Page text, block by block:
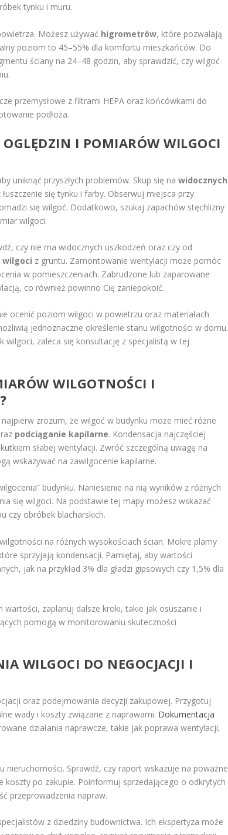
tynku i muru.
Możesz używać higrometrów, które pozwalają
poziom to 45–55% dla komfortu mieszkańców. Do
ściany na 24–48 godzin, aby sprawdzić, czy wilgoć
przemysłowe z filtrami HEPA oraz końcówkami do
podłoża.
I POMIARÓW WILGOCI
uniknąć przyszłych problemów. Skup się nawidocznych
się tynku i farby. Obserwuj miejsca przy
się wilgoć. Dodatkowo, szukaj zapachów stęchlizny
wilgoci.
czy nie ma widocznych uszkodzeń oraz czy od
wilgoci z gruntu. Zamontowanie wentylacji może pomóc
w pomieszczeniach. Zabrudzone lub zaparowane
co również powinno Cię zaniepokoić.
ocenić poziom wilgoci w powietrzu oraz materiałach
jednoznaczne określenie stanu wilgotności w domu.
wilgoci, zaleca się konsultację z specjalistą w tej
WILGOTNOŚCI I
zrozum, że wilgoć w budynku może mieć różne
podciąganie kapilarne. Kondensacja najczęściej
słabej wentylacji. Zwróć szczególną uwagę na
wskazywać na zawilgocenie kapilarne.
budynku. Naniesienie na nią wyników z różnych
się wilgoci. Na podstawie tej mapy możesz wskazać
czy obróbek blacharskich.
na różnych wysokościach ścian. Mokre plamy
sprzyjają kondensacji. Pamiętaj, aby wartości
jak na przykład 3% dla gładzi gipsowych czy 1,5% dla
zaplanuj dalsze kroki, takie jak osuszanie i
pomogą w monitorowaniu skuteczności
WILGOCI DO NEGOCJACJI I
oraz podejmowania decyzji zakupowej. Przygotuj
wady i koszty związane z naprawami. Dokumentacja
działania naprawcze, takie jak poprawa wentylacji,
nieruchomości. Sprawdź, czy raport wskazuje na poważne
po zakupie. Poinformuj sprzedającego o odkrytych
przeprowadzenia napraw.
z dziedziny budownictwa. Ich ekspertyza może